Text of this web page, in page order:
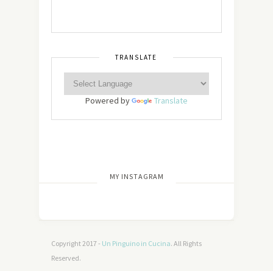
TRANSLATE
Powered by Translate
MY INSTAGRAM
[wdi_feed id=”2″]
Copyright 2017 - Un Pinguino in Cucina. All Rights
Reserved.